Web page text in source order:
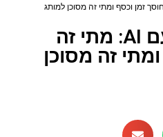
סרטון תדמית עם AI: מתי זה
זה מסוכן